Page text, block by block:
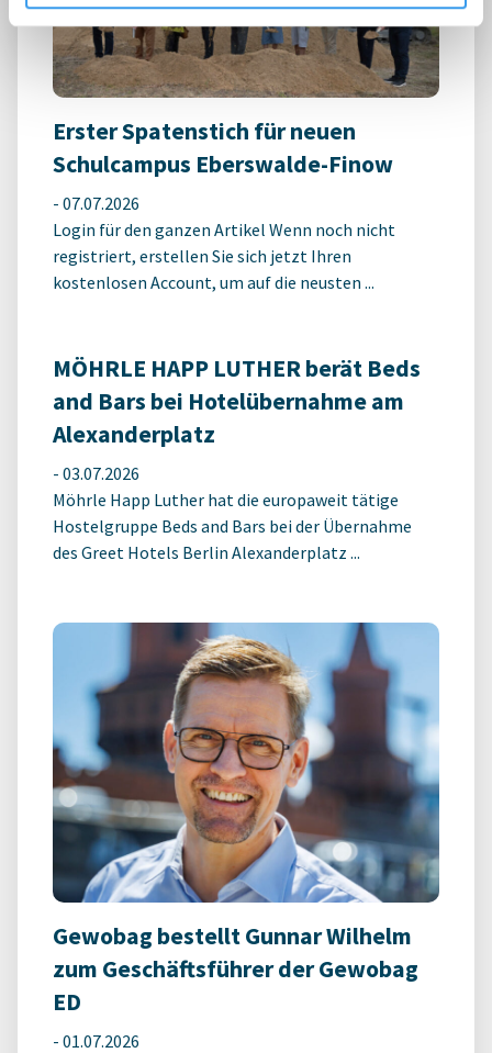
Erster Spatenstich für neuen
Schulcampus Eberswalde-Finow
- 07.07.2026
Login für den ganzen Artikel Wenn noch nicht
registriert, erstellen Sie sich jetzt Ihren
kostenlosen Account, um auf die neusten ...
MÖHRLE HAPP LUTHER berät Beds
and Bars bei Hotelübernahme am
Alexanderplatz
- 03.07.2026
Möhrle Happ Luther hat die europaweit tätige
Hostelgruppe Beds and Bars bei der Übernahme
des Greet Hotels Berlin Alexanderplatz ...
Gewobag bestellt Gunnar Wilhelm
zum Geschäftsführer der Gewobag
ED
- 01.07.2026